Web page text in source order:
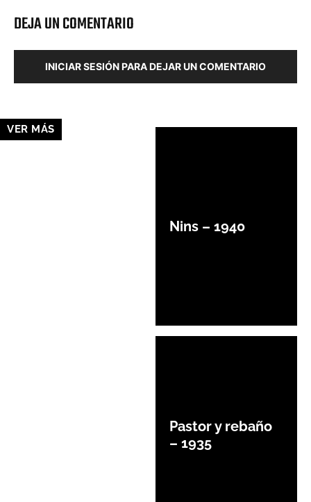
DEJA UN COMENTARIO
INICIAR SESIÓN PARA DEJAR UN COMENTARIO
VER MÁS
Nins – 1940
Pastor y rebaño
– 1935